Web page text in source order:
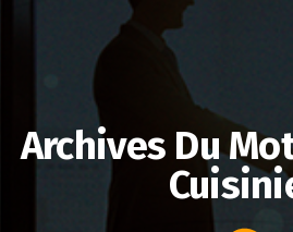
Archives Du